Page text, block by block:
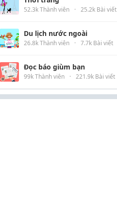
52.3k Thành viên · 25.2k Bài viết
Du lịch nước ngoài
26.8k Thành viên · 7.7k Bài viết
Đọc báo giùm bạn
99k Thành viên · 221.9k Bài viết